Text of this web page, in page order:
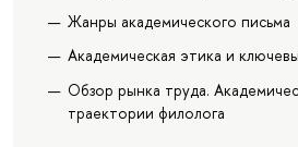
Жанры академического письма
Академическая этика и
Обзор рынка труда.
траектории филолога